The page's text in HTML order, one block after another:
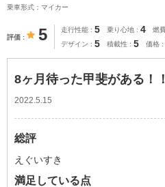
乗車形式：マイカー
評価 5 走行性能 5 乗り心地 4 燃
デザイン 5 積載性 5 価格
8ヶ月待った甲斐がある！！
2022.5.15
総評
えぐいすき
満足している点